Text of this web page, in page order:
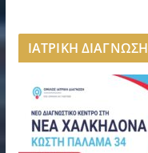
ΙΑΤΡΙΚΗ ΔΙΑΓΝΩΣΗ